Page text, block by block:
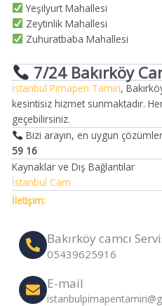
Yeşilyurt Mahallesi
Zeytinlik Mahallesi
Zuhuratbaba Mahallesi
7/24 Bakırköy
İstanbul Pimapen Tamiri,
kesintisiz hizmet sunmaktadır.
geçebilirsiniz.
Bizi arayın, en uygun
59 16
Kaynaklar ve Dış Bağlantılar
İstanbul Cam
İletişim:
Bakırköy camcı
05439625916
E-mail